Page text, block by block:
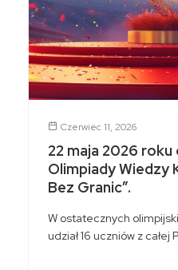
Czerwiec 11, 2026
22 maja 2026 roku
Olimpiady Wiedzy
Bez Granic”.
W ostatecznych
udział 16 uczniów z całej